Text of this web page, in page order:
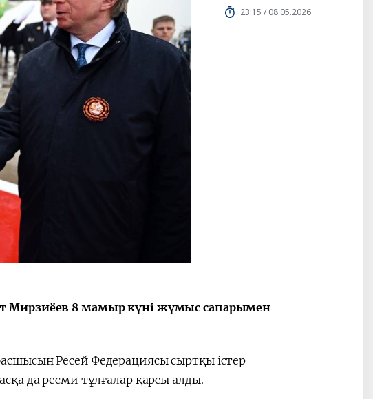
23:15 / 08.05.2026
Мирзиёев 8 мамыр күні жұмыс сапарымен
Ресей Федерациясы сыртқы істер
да ресми тұлғалар қарсы алды.